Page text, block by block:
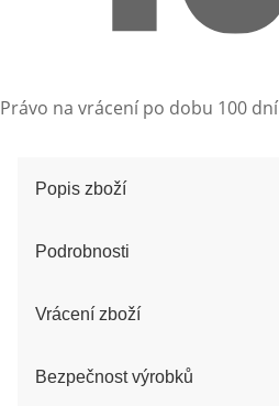
Právo na vrácení po dobu 100 dní
Popis zboží
Podrobnosti
Vrácení zboží
Bezpečnost výrobků